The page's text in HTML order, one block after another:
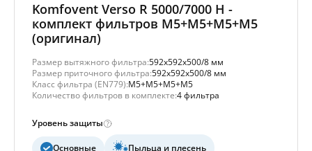
Komfovent Verso R 5000/7000 H -
комплект фильтров M5+M5+M5+M5
(оригинал)
Размер вытяжного фильтра:592x592x500/8 мм
Размер приточного фильтра:592x592x500/8 мм
Класс фильтра (EN779):M5+M5+M5+M5
Количество фильтров в комплекте:4 фильтра
Уровень защиты
Основные Пыльца и плесень